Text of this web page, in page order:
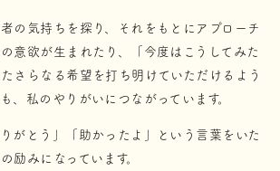
の気持ちを探り、それをもとにアプローチ
意欲が生まれたり、「今度はこうしてみた
さらなる希望を打ち明けていただけるよう
、私のやりがいにつながっています。
がとう」「助かったよ」という言葉をいた
励みになっています。